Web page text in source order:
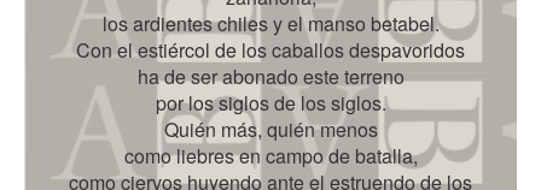
los ardientes chiles y el manso betabel.
Con el estiércol de los caballos despavoridos
ha de ser abonado este terreno
por los siglos de los siglos.
Quién más, quién menos
como liebres en campo de batalla,
como ciervos huyendo ante el estruendo de los